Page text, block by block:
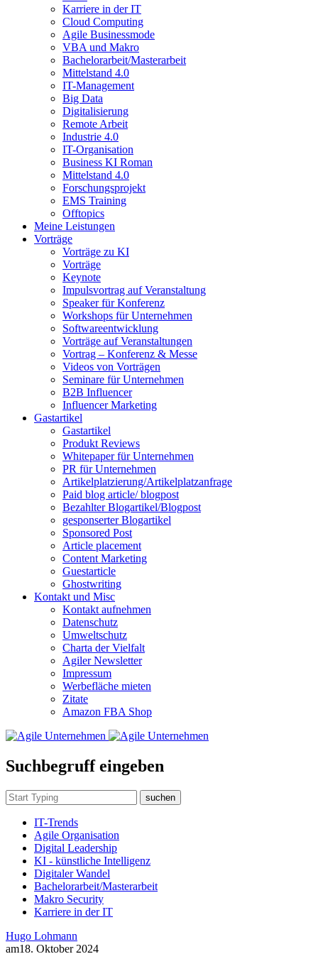
Karriere in der IT
Cloud Computing
Agile Businessmode
VBA und Makro
Bachelorarbeit/Masterarbeit
Mittelstand 4.0
IT-Management
Big Data
Digitalisierung
Remote Arbeit
Industrie 4.0
IT-Organisation
Business KI Roman
Mittelstand 4.0
Forschungsprojekt
EMS Training
Offtopics
Meine Leistungen
Vorträge
Vorträge zu KI
Vorträge
Keynote
Impulsvortrag auf Veranstaltung
Speaker für Konferenz
Workshops für Unternehmen
Softwareentwicklung
Vorträge auf Veranstaltungen
Vortrag – Konferenz & Messe
Videos von Vorträgen
Seminare für Unternehmen
B2B Influencer
Influencer Marketing
Gastartikel
Gastartikel
Produkt Reviews
Whitepaper für Unternehmen
PR für Unternehmen
Artikelplatzierung/Artikelplatzanfrage
Paid blog article/ blogpost
Bezahlter Blogartikel/Blogpost
gesponserter Blogartikel
Sponsored Post
Article placement
Content Marketing
Guestarticle
Ghostwriting
Kontakt und Misc
Kontakt aufnehmen
Datenschutz
Umweltschutz
Charta der Vielfalt
Agiler Newsletter
Impressum
Werbefläche mieten
Zitate
Amazon FBA Shop
Suchbegruff eingeben
suchen
IT-Trends
Agile Organisation
Digital Leadership
KI - künstliche Intelligenz
Digitaler Wandel
Bachelorarbeit/Masterarbeit
Makro Security
Karriere in der IT
Hugo Lohmann
am18. Oktober 2024